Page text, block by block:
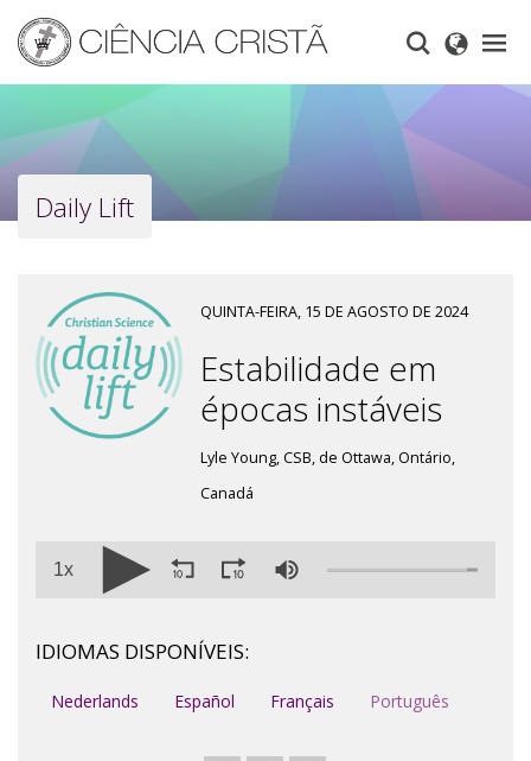
main
content
Daily Lift
QUINTA-FEIRA, 15 DE AGOSTO DE 2024
Estabilidade em
épocas instáveis
Lyle Young, CSB, de Ottawa, Ontário,
Canadá
1x
IDIOMAS DISPONÍVEIS:
Nederlands Español Français Português